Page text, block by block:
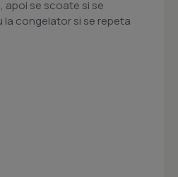
apoi se scoate si se
la congelator si se repeta